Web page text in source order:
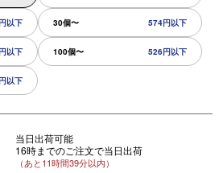
以下 30個〜 574円以下
以下 100個〜 526円以下
以下
当日出荷可能
16時までのご注文で当日出荷
（あと11時間39分以内）